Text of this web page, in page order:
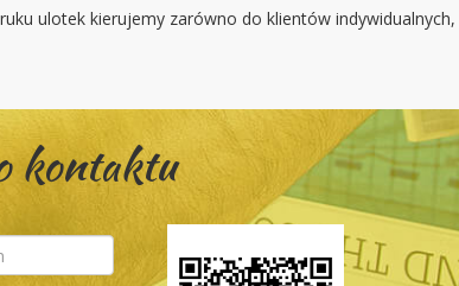
ulotek kierujemy zarówno do klientów
kontaktu